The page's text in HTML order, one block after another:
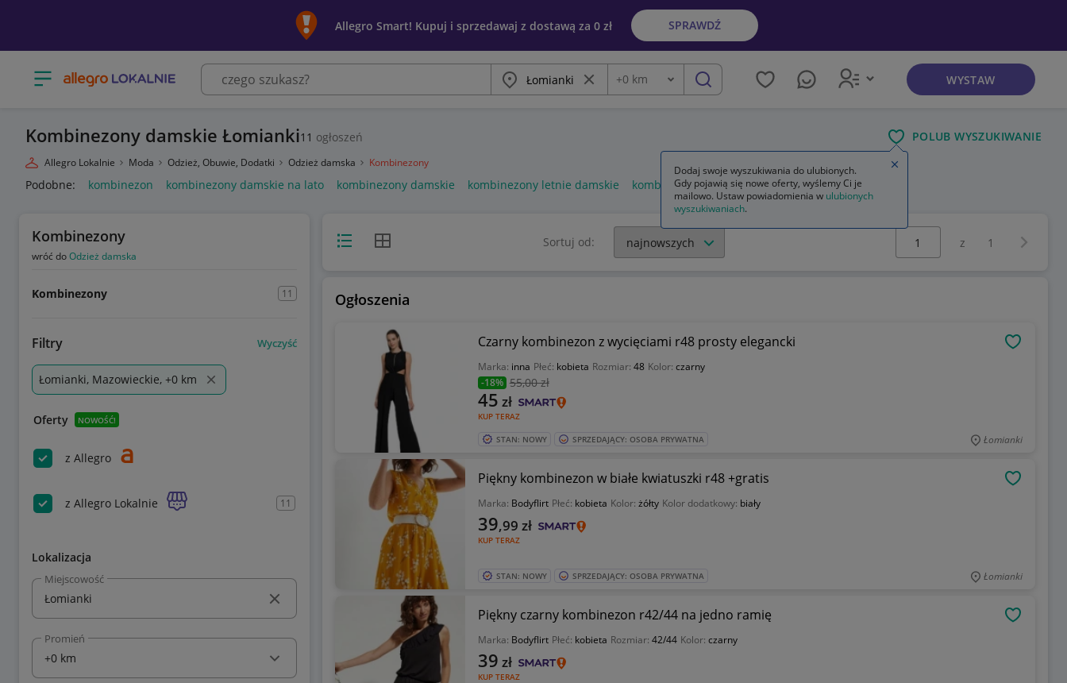
Allegro Smart! Kupuj i sprzedawaj z dostawą za 0 zł SPRAWDŹ
Otwórz menu z kategoriami Miasto Wyczyść frazę
Odległość
+0 km szukaj WYSTAW
Kombinezony damskie Łomianki11 ogłoszeń POLUB WYSZUKIWANIE
Allegro Lokalnie Moda Odzież, Obuwie, Dodatki Odzież damska Kombinezony
Podobne: kombinezon kombinezony damskie na lato kombinezony damskie kombinezony letnie damskie kombinezony damskie krótkie
Kombinezony
wróć doOdzież damska
Kombinezony 11
Filtry Wyczyść
Łomianki, Mazowieckie, +0 km
Oferty NOWOŚĆ!
z Allegro
z Allegro Lokalnie 11
Lokalizacja
Miejscowość
Promień
Widok listyWidok siatki Sortuj od:
Wybierz stronę:
z 1
Ogłoszenia
Czarny kombinezon z wycięciami r48 prosty elegancki
Marka: inna Płeć: kobieta Rozmiar: 48 Kolor: czarny
-18% 55,00 zł
KUP TERAZ
45 zł
STAN: NOWY SPRZEDAJĄCY: OSOBA PRYWATNA Łomianki
Piękny kombinezon w białe kwiatuszki r48 +gratis
Marka: Bodyflirt Płeć: kobieta Kolor: żółty Kolor dodatkowy: biały
KUP TERAZ
39,99 zł
STAN: NOWY SPRZEDAJĄCY: OSOBA PRYWATNA Łomianki
Piękny czarny kombinezon r42/44 na jedno ramię
Marka: Bodyflirt Płeć: kobieta Rozmiar: 42/44 Kolor: czarny
KUP TERAZ
39 zł
Dodaj swoje wyszukiwania do ulubionych.
Gdy pojawią się nowe oferty, wyślemy Ci je
mailowo. Ustaw powiadomienia w ulubionych
wyszukiwaniach.
Zamknij wskazówkę